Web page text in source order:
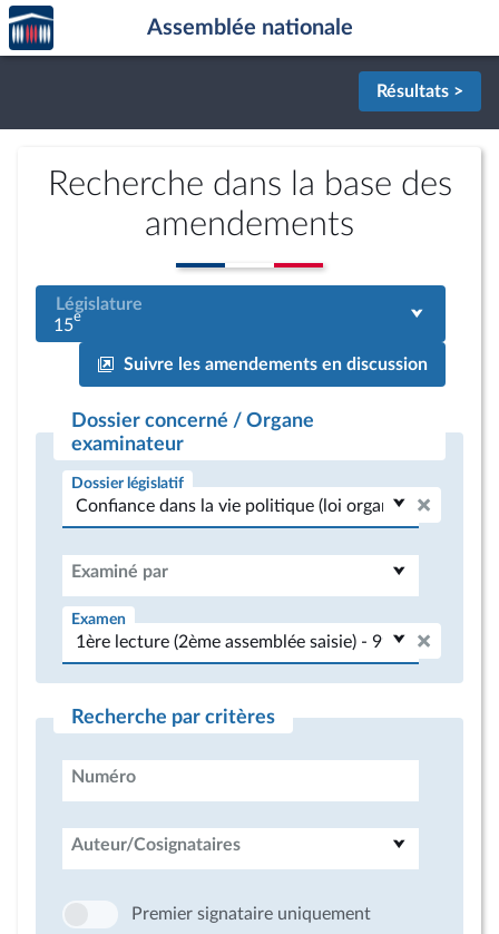
Aller au contenu
Aller en bas de la page
Accèder
à la
page
Assemblée nationale
Résultats >
Recherche dans la base des
amendements
Législature
15e
Suivre les amendements en discussion
Dossier concerné / Organe
examinateur
Dossier législatif
Examiné par
Examen
Recherche par critères
Numéro
Auteur/Cosignataires
Premier signataire uniquement